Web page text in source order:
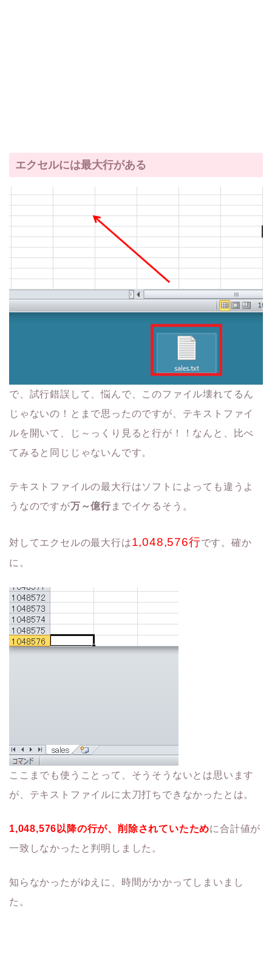
エクセルには最大行がある
で、試行錯誤して、悩んで、このファイル壊れてるん
じゃないの！とまで思ったのですが、テキストファイ
ルを開いて、じ～っくり見ると行が！！なんと、比べ
てみると同じじゃないんです。
テキストファイルの最大行はソフトによっても違うよ
うなのですが万～億行までイケるそう。
対してエクセルの最大行は1,048,576行です。確か
に。
ここまでも使うことって、そうそうないとは思います
が、テキストファイルに太刀打ちできなかったとは。
1,048,576以降の行が、削除されていたために合計値が
一致しなかったと判明しました。
知らなかったがゆえに、時間がかかってしまいまし
た。